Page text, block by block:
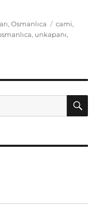
,Osmanlıca Etiketler
cami,
, unkapanı,